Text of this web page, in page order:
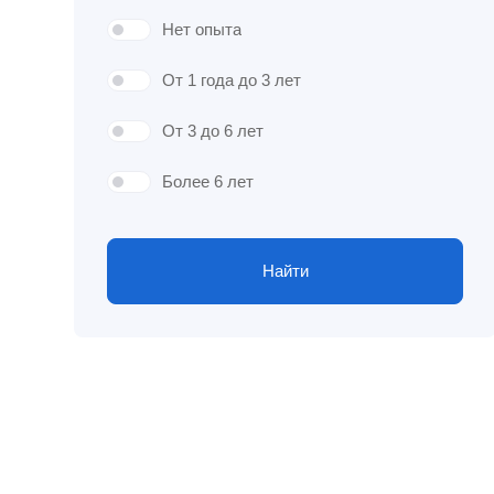
Нет опыта
От 1 года до 3 лет
От 3 до 6 лет
Более 6 лет
Найти